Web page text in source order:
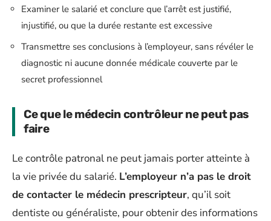
Examiner le salarié et conclure que l’arrêt est justifié,
injustifié, ou que la durée restante est excessive
Transmettre ses conclusions à l’employeur, sans révéler le
diagnostic ni aucune donnée médicale couverte par le
secret professionnel
Ce que le médecin contrôleur ne peut pas
faire
Le contrôle patronal ne peut jamais porter atteinte à
la vie privée du salarié. L’employeur n’a pas le droit
de contacter le médecin prescripteur, qu’il soit
dentiste ou généraliste, pour obtenir des informations